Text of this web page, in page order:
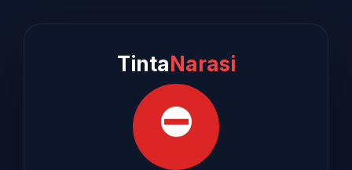
TintaNarasi
⛔